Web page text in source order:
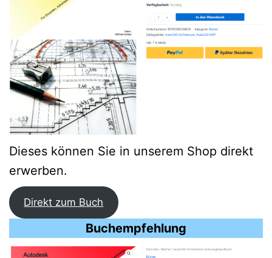
Dieses können Sie in unserem Shop direkt
erwerben.
Direkt zum Buch
Buchempfehlung